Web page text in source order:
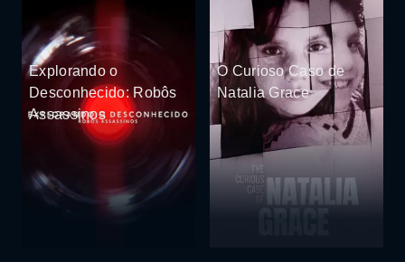
Explorando o
Desconhecido: Robôs
Assassinos
O Curioso Caso de
Natalia Grace